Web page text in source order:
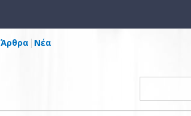
Άρθρα Νέα